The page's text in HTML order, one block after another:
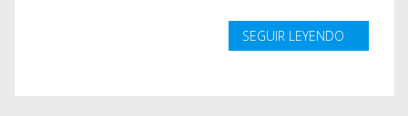
SEGUIR LEYENDO